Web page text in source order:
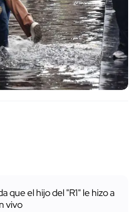
que el hijo del "R1" le hizo a
vivo